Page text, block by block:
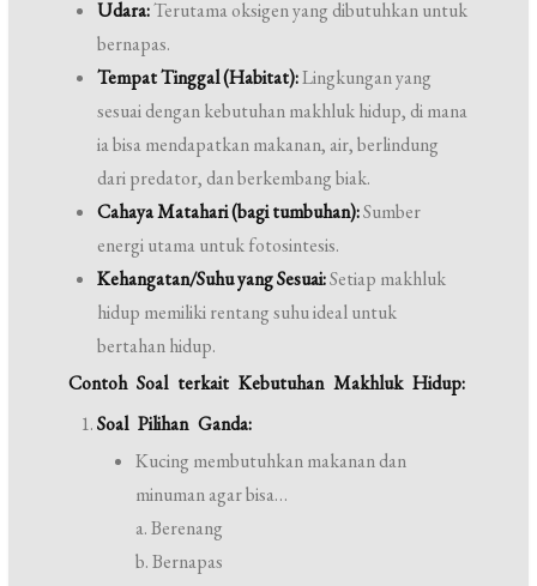
Udara:Terutama oksigen yang dibutuhkan untuk
bernapas.
Tempat Tinggal (Habitat):Lingkungan yang
sesuai dengan kebutuhan makhluk hidup, di mana
ia bisa mendapatkan makanan, air, berlindung
dari predator, dan berkembang biak.
Cahaya Matahari (bagi tumbuhan):Sumber
energi utama untuk fotosintesis.
Kehangatan/Suhu yang Sesuai:Setiap makhluk
hidup memiliki rentang suhu ideal untuk
bertahan hidup.
Contoh Soal terkait Kebutuhan Makhluk Hidup:
Soal Pilihan Ganda:
Kucing membutuhkan makanan dan
minuman agar bisa…
a. Berenang
b. Bernapas